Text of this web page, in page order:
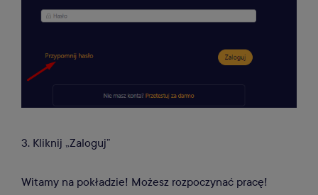
3. Kliknij „Zaloguj”
Witamy na pokładzie! Możesz rozpoczynać pracę!